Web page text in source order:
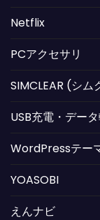
Netflix
PCアクセサリ
SIMCLEAR (シム
USB充電・デー
WordPressテー
YOASOBI
えんナビ